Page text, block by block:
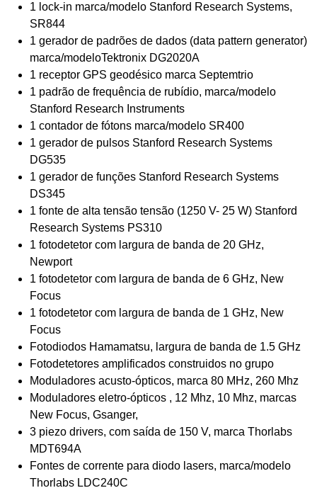
1 lock-in marca/modelo Stanford Research Systems,
SR844
1 gerador de padrões de dados (data pattern generator)
marca/modeloTektronix DG2020A
1 receptor GPS geodésico marca Septemtrio
1 padrão de frequência de rubídio, marca/modelo
Stanford Research Instruments
1 contador de fótons marca/modelo SR400
1 gerador de pulsos Stanford Research Systems
DG535
1 gerador de funções Stanford Research Systems
DS345
1 fonte de alta tensão tensão (1250 V- 25 W) Stanford
Research Systems PS310
1 fotodetetor com largura de banda de 20 GHz,
Newport
1 fotodetetor com largura de banda de 6 GHz, New
Focus
1 fotodetetor com largura de banda de 1 GHz, New
Focus
Fotodiodos Hamamatsu, largura de banda de 1.5 GHz
Fotodetetores amplificados construidos no grupo
Moduladores acusto-ópticos, marca 80 MHz, 260 Mhz
Moduladores eletro-ópticos , 12 Mhz, 10 Mhz, marcas
New Focus, Gsanger,
3 piezo drivers, com saída de 150 V, marca Thorlabs
MDT694A
Fontes de corrente para diodo lasers, marca/modelo
Thorlabs LDC240C